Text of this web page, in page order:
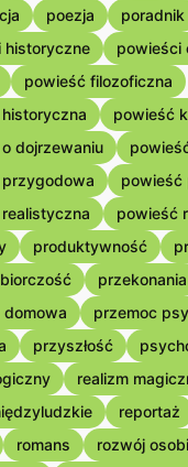
poezja
poradnik
historyczne
powieści
powieść filozoficzna
powieść
dojrzewaniu
powieść
powieść
produktywność
przekonania
domowa
przemoc
przyszłość
realizm
reportaż
romans rozwój